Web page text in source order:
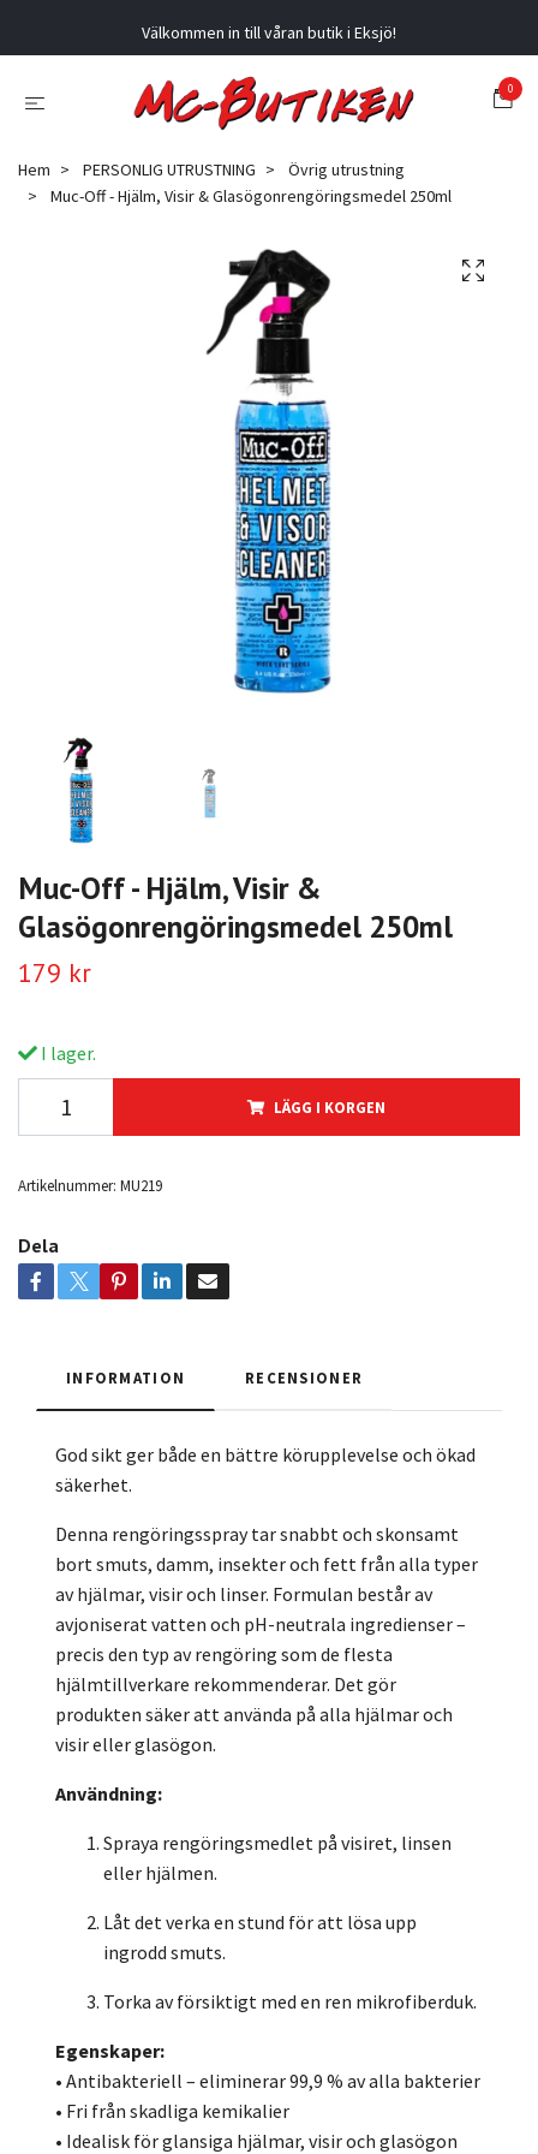
Välkommen in till våran butik i Eksjö!
0
Hem PERSONLIG UTRUSTNING
Övrig utrustning
Muc-Off - Hjälm, Visir & Glasögonrengöringsmedel 250ml
Muc-Off - Hjälm, Visir &
Glasögonrengöringsmedel 250ml
179 kr
I lager.
LÄGG I KORGEN
Artikelnummer: MU219
Dela
INFORMATION RECENSIONER
God sikt ger både en bättre körupplevelse och ökad
säkerhet.
Denna rengöringsspray tar snabbt och skonsamt
bort smuts, damm, insekter och fett från alla typer
av hjälmar, visir och linser. Formulan består av
avjoniserat vatten och pH-neutrala ingredienser –
precis den typ av rengöring som de flesta
hjälmtillverkare rekommenderar. Det gör
produkten säker att använda på alla hjälmar och
visir eller glasögon.
Användning:
Spraya rengöringsmedlet på visiret, linsen
eller hjälmen.
Låt det verka en stund för att lösa upp
ingrodd smuts.
Torka av försiktigt med en ren mikrofiberduk.
Egenskaper:
• Antibakteriell – eliminerar 99,9 % av alla bakterier
• Fri från skadliga kemikalier
• Idealisk för glansiga hjälmar, visir och glasögon